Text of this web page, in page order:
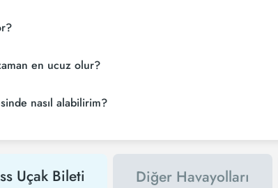
en ucuz olur?
nasıl alabilirim?
Uçak Bileti Diğer Havayolları